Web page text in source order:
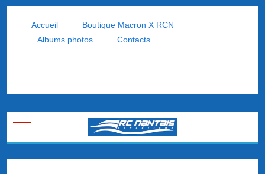
Accueil
Boutique Macron X RCN
Albums photos
Contacts
Mobile Menu Toggle